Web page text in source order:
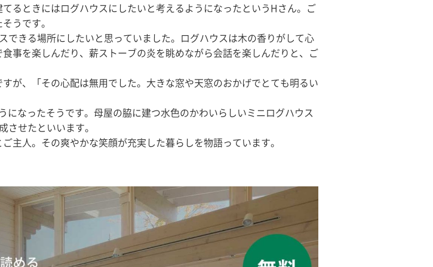
るときにはログハウスにしたいと考えるようになったというHさん。ご
うです。
できる場所にしたいと思っていました。ログハウスは木の香りがして心
事を楽しんだり、薪ストーブの炎を眺めながら会話を楽しんだりと、ご
が、「その心配は無用でした。大きな窓や天窓のおかげでとても明るい
なったそうです。母屋の脇に建つ水色のかわいらしいミニログハウス
せたといいます。
主人。その爽やかな笑顔が充実した暮らしを物語っています。